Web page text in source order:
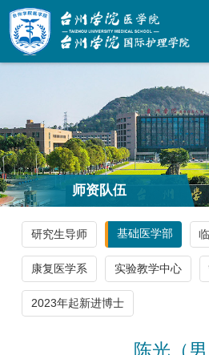
师资队伍
研究生导师 基础医学部
康复医学系 实验教学中心
2023年起新进博士
陈光（男